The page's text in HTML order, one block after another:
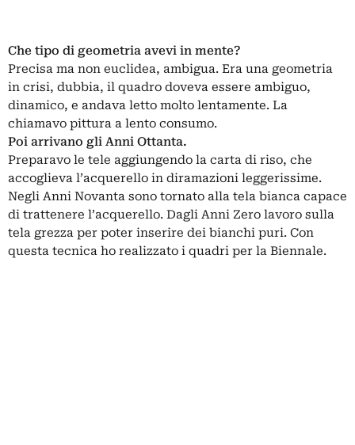
Che tipo di geometria avevi in mente?
Precisa ma non euclidea, ambigua. Era una geometria
in crisi, dubbia, il quadro doveva essere ambiguo,
dinamico, e andava letto molto lentamente. La
chiamavo pittura a lento consumo.
Poi arrivano gli Anni Ottanta.
Preparavo le tele aggiungendo la carta di riso, che
accoglieva l’acquerello in diramazioni leggerissime.
Negli Anni Novanta sono tornato alla tela bianca capace
di trattenere l’acquerello. Dagli Anni Zero lavoro sulla
tela grezza per poter inserire dei bianchi puri. Con
questa tecnica ho realizzato i quadri per la Biennale.